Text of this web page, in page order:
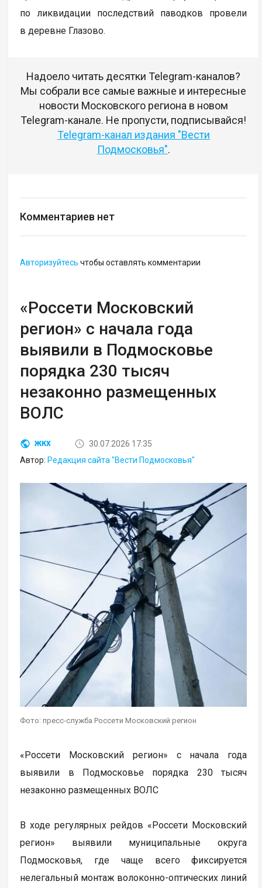
по ликвидации последствий паводков провели
в деревне Глазово.
Надоело читать десятки Telegram-каналов?
Мы собрали все самые важные и интересные
новости Московского региона в новом
Telegram-канале. Не пропусти, подписывайся!
Telegram-канал издания "Вести
Подмосковья".
Комментариев нет
Авторизуйтесь чтобы оставлять комментарии
«Россети Московский
регион» с начала года
выявили в Подмосковье
порядка 230 тысяч
незаконно размещенных
ВОЛС
ЖКХ
30.07.2026 17:35
Автор: Редакция сайта "Вести Подмосковья"
Фото: пресс-служба Россети Московский регион
«Россети Московский регион» с начала года
выявили в Подмосковье порядка 230 тысяч
незаконно размещенных ВОЛС
В ходе регулярных рейдов «Россети Московский
регион» выявили муниципальные округа
Подмосковья, где чаще всего фиксируется
нелегальный монтаж волоконно-оптических линий